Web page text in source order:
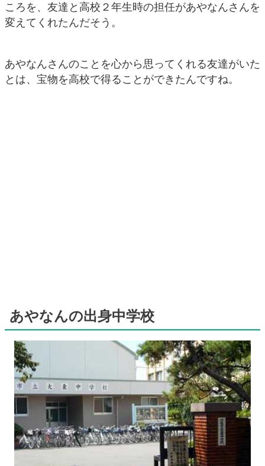
ころを、友達と高校２年生時の担任があやなんさんを
変えてくれたんだそう。
あやなんさんのことを心から思ってくれる友達がいた
とは、宝物を高校で得ることができたんですね。
あやなんの出身中学校